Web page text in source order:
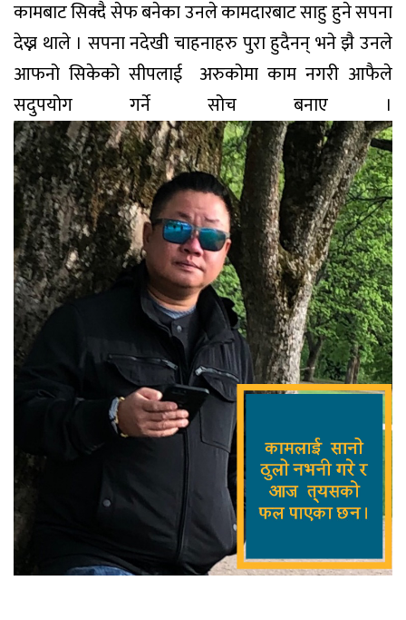
कामबाट सिक्दै सेफ बनेका उनले कामदारबाट साहु हुने सपना
देख्न थाले । सपना नदेखी चाहनाहरु पुरा हुदैनन् भने झै उनले
आफनो सिकेको सीपलाई अरुकोमा काम नगरी आफैले
सदुपयोग गर्ने सोच बनाए ।